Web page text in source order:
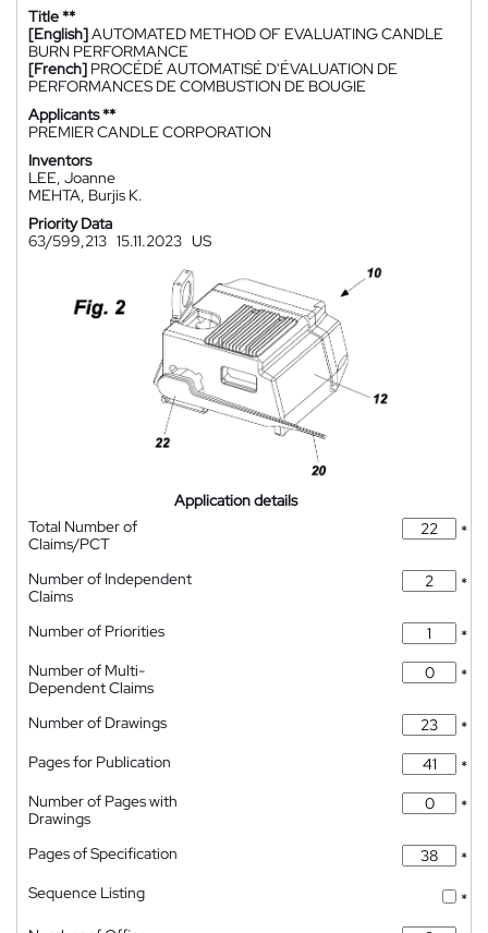
Title **
[English]AUTOMATED METHOD OF EVALUATING CANDLE
BURN PERFORMANCE
[French] PROCÉDÉ AUTOMATISÉ D'ÉVALUATION DE
PERFORMANCES DE COMBUSTION DE BOUGIE
Applicants **
PREMIER CANDLE CORPORATION
Inventors
LEE, Joanne
MEHTA, Burjis K.
Priority Data
63/599,213 15.11.2023 US
Application details
Total Number of
Claims/PCT
*
Number of Independent
Claims
*
Number of Priorities
*
Number of Multi-
Dependent Claims
*
Number of Drawings
*
Pages for Publication
*
Number of Pages with
Drawings
*
Pages of Specification
*
Sequence Listing
*